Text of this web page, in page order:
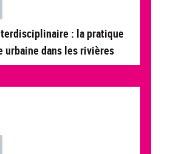
: la pratique
urbaine dans les rivières